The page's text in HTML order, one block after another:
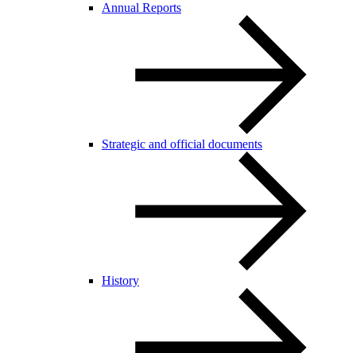
Annual Reports
Strategic and official documents
History